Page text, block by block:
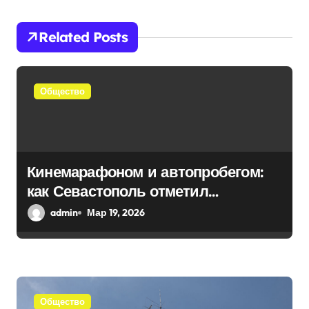
и
я
п
и
я
Related Posts
Общество
Кинемарафоном и автопробегом:
как Севастополь отметил
воссоединение с Россией
admin Мар 19, 2026
Общество